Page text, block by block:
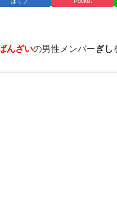
んざいの男性メンバーぎし